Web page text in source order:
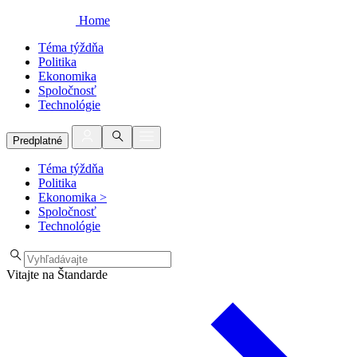
Home
Téma týždňa
Politika
Ekonomika
Spoločnosť
Technológie
Predplatné
Téma týždňa
Politika
Ekonomika >
Spoločnosť
Technológie
Vitajte na Štandarde